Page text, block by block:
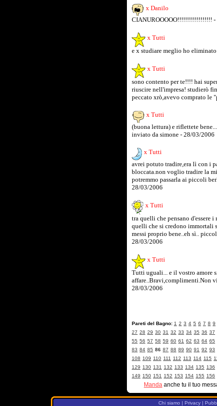
x Danilo
CIANUROOOOO!!!!!!!!!!!!!!!!!!
x Tutti
e x studiare meglio ho
x Tutti
sono contento per te!!!! hai
riuscire nell'impresa! studierò
peccato xrò,avevo comprato le
x Tutti
(buona lettura) e riflettete
inviato da simone - 28/03/2006
x Tutti
avrei potuto tradire,era lì con i
bloccata.non voglio tradire la
potremmo passarla ai piccoli
28/03/2006
x Tutti
tra quelli che pensano
quelli che si credono immortali
messi proprio bene..eh sì..
28/03/2006
x Tutti
Tutti uguali... e il vostro amore
affare..Bravi,complimenti.Non
28/03/2006
Pareti del Bagno: 1 2 3 4 5 6 7 8 9
27 28 29 30 31 32 33 34 35 36 37
55 56 57 58 59 60 61 62 63 64 65
83 84 85 86 87 88 89 90 91 92 93
108 109 110 111 112 113 114 115
129 130 131 132 133 134 135 136
149 150 151 152 153 154 155 156
Manda anche tu il tuo
Chi siamo | Privacy |